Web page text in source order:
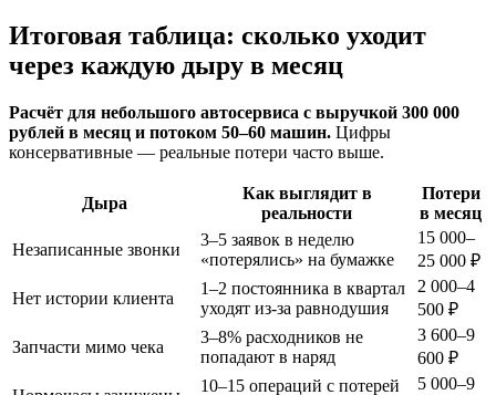
Итоговая таблица: сколько уходит
через каждую дыру в месяц
Расчёт для небольшого автосервиса с выручкой 300 000
рублей в месяц и потоком 50–60 машин. Цифры
консервативные — реальные потери часто выше.
Дыра
Как выглядит в
реальности
Потери
в месяц
Незаписанные звонки
3–5 заявок в неделю
«потерялись» на бумажке
15 000–
25 000 ₽
Нет истории клиента
1–2 постоянника в квартал
уходят из-за равнодушия
2 000–4
500 ₽
Запчасти мимо чека
3–8% расходников не
попадают в наряд
3 600–9
600 ₽
10–15 операций с потерей
5 000–9